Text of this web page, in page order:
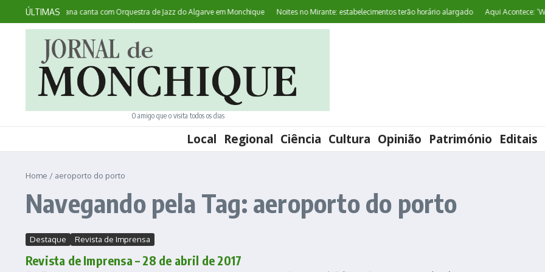
Ir para o conteúdo
ÚLTIMAS
australiana canta com Orquestra de Jazz do Algarve em Monchique Noites no Mirante: estabelecimentos terão horário alargado Aqui Acontece:
O amigo que o visita todos os dias
Local Regional Ciência Cultura Opinião Património Editais
Home / aeroporto do porto
Navegando pela Tag: aeroporto do porto
Destaque Revista de Imprensa
Revista de Imprensa – 28 de abril de 2017